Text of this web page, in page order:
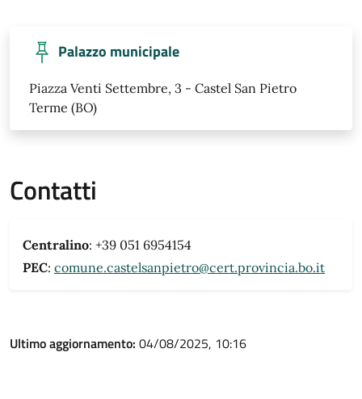
Palazzo municipale
Piazza Venti Settembre, 3 - Castel San Pietro
Terme (BO)
Contatti
Centralino: +39 051 6954154
PEC: comune.castelsanpietro@cert.provincia.bo.it
Ultimo aggiornamento: 04/08/2025, 10:16